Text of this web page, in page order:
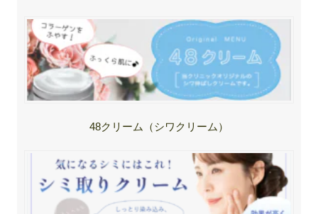
48クリーム（シワクリーム）